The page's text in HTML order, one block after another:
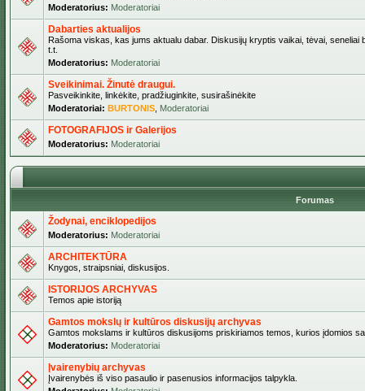
Moderatorius: Moderatoriai
Dabarties aktualijos
Rašoma viskas, kas jums aktualu dabar. Diskusijų kryptis vaikai, tėvai, seneliai
t.t.
Moderatorius: Moderatoriai
Sveikinimai. Žinutė draugui.
Pasveikinkite, linkėkite, pradžiuginkite, susirašinėkite
Moderatoriai: BURTONIS Moderatoriai
FOTOGRAFIJOS ir Galerijos
Moderatorius: Moderatoriai
Forumas
Žodynai, enciklopedijos
Moderatorius: Moderatoriai
ARCHITEKTŪRA
Knygos, straipsniai, diskusijos.
ISTORIJOS ARCHYVAS
Temos apie istoriją
Gamtos mokslų ir kultūros diskusijų archyvas
Gamtos mokslams ir kultūros diskusijoms priskiriamos temos, kurios įdomios
Moderatorius: Moderatoriai
Įvairenybių archyvas
Įvairenybės iš viso pasaulio ir pasenusios informacijos talpykla.